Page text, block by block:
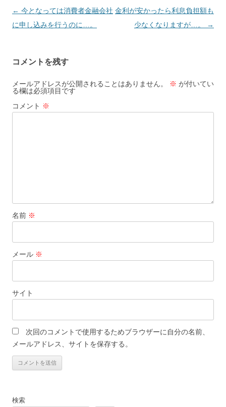
投
稿
ゲ
ー
シ
ョ
← 今となっては消費者金融会社
に申し込みを行うのに…。
金利が安かったら利息負担額も
少なくなりますが…。
→
コメントを残す
メールアドレスが公開されることはありません。 ※ が付いてい
る欄は必須項目です
コメント ※
名前 ※
メール ※
サイト
次回のコメントで使用するためブラウザーに自分の名前、
メールアドレス、サイトを保存する。
検索